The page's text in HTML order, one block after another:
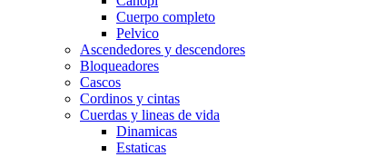
Cuerpo completo
Pelvico
Ascendedores y descendores
Bloqueadores
Cascos
Cordinos y cintas
Cuerdas y lineas de vida
Dinamicas
Estaticas